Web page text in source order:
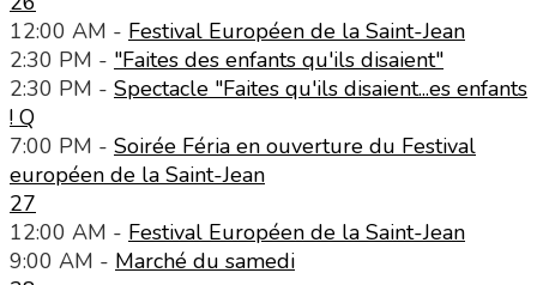
12:00 AM - Festival Européen de la Saint-Jean
2:30 PM - "Faites des enfants qu'ils disaient"
2:30 PM - Spectacle "Faites qu'ils disaient...es enfants
! Q
7:00 PM - Soirée Féria en ouverture du Festival
européen de la Saint-Jean
27
12:00 AM - Festival Européen de la Saint-Jean
9:00 AM - Marché du samedi